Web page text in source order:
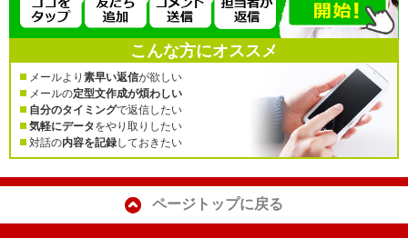
こんな方にオススメ
メールより 素早い返信が欲しい
メールの定型文作成が煩わしい
自分のタイミングで返信したい
気軽にデータをやり取りしたい
対話の内容を記録しておきたい
ページトップに戻る